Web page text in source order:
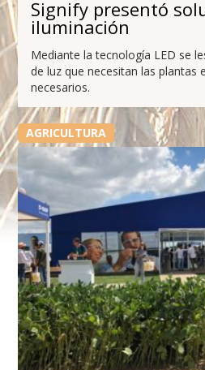
Signify presentó
iluminación
Mediante la tecnología LED se
de luz que necesitan las plantas
necesarios.
AGRICULTURA